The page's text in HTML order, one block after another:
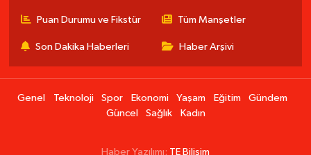
Puan Durumu ve Fikstür Tüm Manşetler
Son Dakika Haberleri Haber Arşivi
Genel Teknoloji Spor Ekonomi Yaşam Eğitim
Gündem
Güncel
Sağlık Kadın
Haber Yazılımı: TE Bilişim